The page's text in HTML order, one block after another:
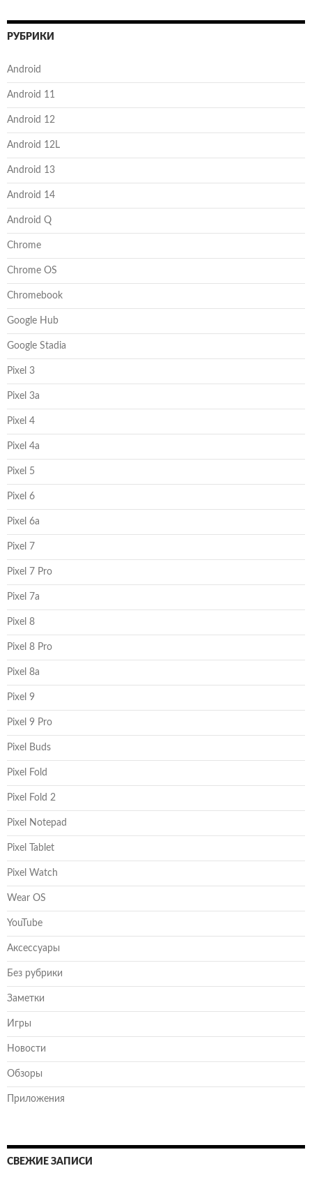
РУБРИКИ
Android
Android 11
Android 12
Android 12L
Android 13
Android 14
Android Q
Chrome
Chrome OS
Chromebook
Google Hub
Google Stadia
Pixel 3
Pixel 3a
Pixel 4
Pixel 4a
Pixel 5
Pixel 6
Pixel 6a
Pixel 7
Pixel 7 Pro
Pixel 7a
Pixel 8
Pixel 8 Pro
Pixel 8a
Pixel 9
Pixel 9 Pro
Pixel Buds
Pixel Fold
Pixel Fold 2
Pixel Notepad
Pixel Tablet
Pixel Watch
Wear OS
YouTube
Аксессуары
Без рубрики
Заметки
Игры
Новости
Обзоры
Приложения
СВЕЖИЕ ЗАПИСИ